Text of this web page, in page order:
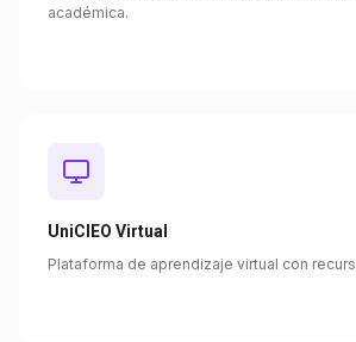
académica.
UniCIEO Virtual
Plataforma de aprendizaje virtual con